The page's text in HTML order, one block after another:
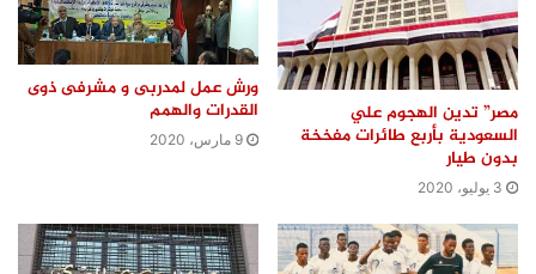
مصر” تدين الهجوم علي
السعودية بأربع طائرات مفخخة
بدون طيار
3 يوليو، 2020
ورش عمل لمدربى و مشرفى ذوى
القدرات والهمم
9 مارس، 2020